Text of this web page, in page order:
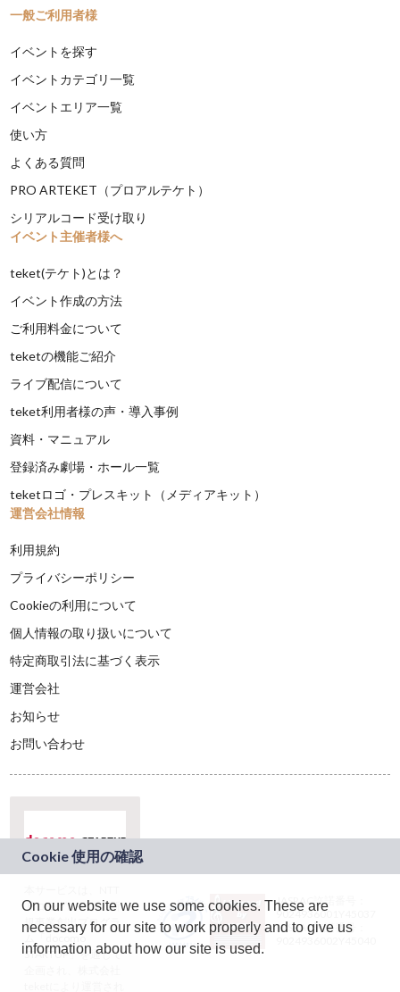
一般ご利用者様
イベントを探す
イベントカテゴリ一覧
イベントエリア一覧
使い方
よくある質問
PRO ARTEKET（プロアルテケト）
シリアルコード受け取り
イベント主催者様へ
teket(テケト)とは？
イベント作成の方法
ご利用料金について
teketの機能ご紹介
ライブ配信について
teket利用者様の声・導入事例
資料・マニュアル
登録済み劇場・ホール一覧
teketロゴ・プレスキット（メディアキット）
運営会社情報
利用規約
プライバシーポリシー
Cookieの利用について
個人情報の取り扱いについて
特定商取引法に基づく表示
運営会社
お知らせ
お問い合わせ
ドコモグループの新
規事業創出プログラ
ム「docomo
STARTUP」を通じて
JASRAC許諾番号：
9024936001Y45037
JASRAC許諾番号：
On our website we use some cookies. These are
necessary for our site to work properly and to give us
information about how our site is used.